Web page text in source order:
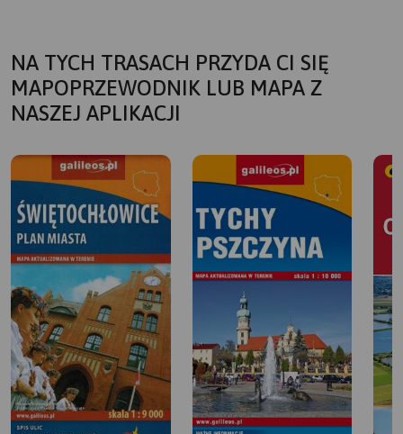
NA TYCH TRASACH PRZYDA CI SIĘ
MAPOPRZEWODNIK LUB MAPA Z
NASZEJ APLIKACJI